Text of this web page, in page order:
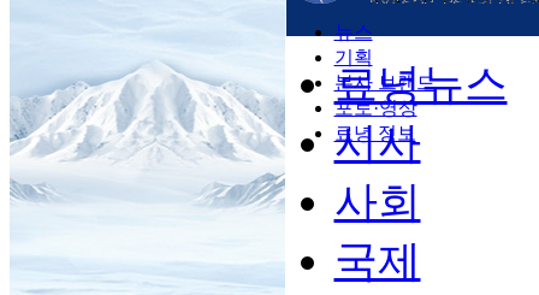
뉴스
기획
본사 브랜드
포토·영상
료녕 정보
료녕뉴스
시사
사회
국제